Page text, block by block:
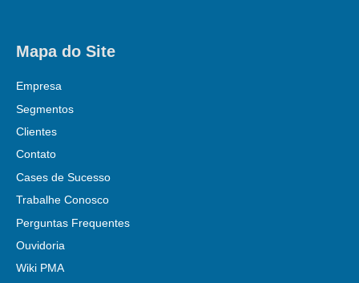
Mapa do Site
Empresa
Segmentos
Clientes
Contato
Cases de Sucesso
Trabalhe Conosco
Perguntas Frequentes
Ouvidoria
Wiki PMA